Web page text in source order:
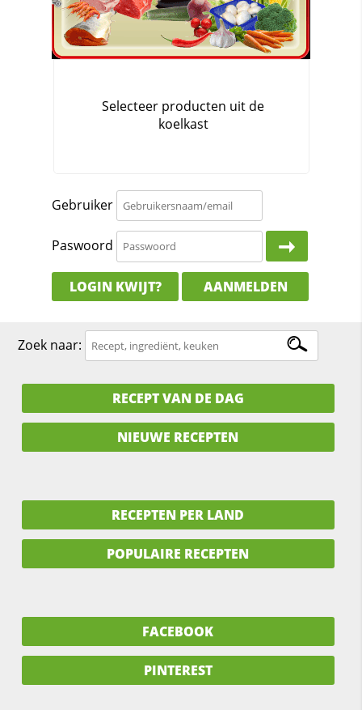
Gebruiker
Paswoord
LOGIN KWIJT? AANMELDEN
Zoek naar:
RECEPT VAN DE DAG
NIEUWE RECEPTEN
RECEPTEN PER LAND
POPULAIRE RECEPTEN
FACEBOOK
PINTEREST